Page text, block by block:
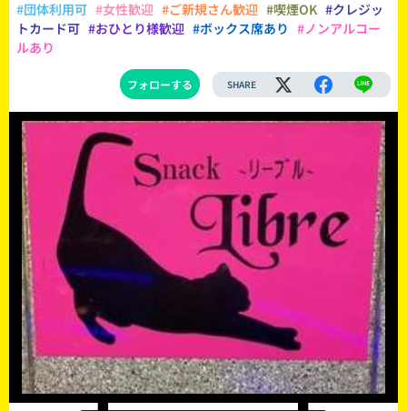
#団体利用可 #女性歓迎 #ご新規さん歓迎 #喫煙OK #クレジッ
トカード可 #おひとり様歓迎 #ボックス席あり #ノンアルコー
ルあり
フォローする SHARE